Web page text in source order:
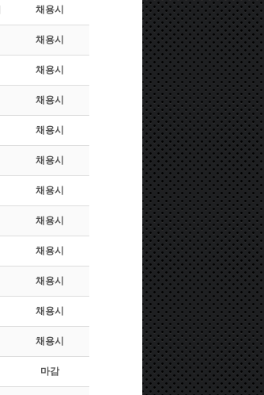
채용시
채용시
채용시
채용시
채용시
채용시
채용시
채용시
채용시
채용시
채용시
채용시
마감